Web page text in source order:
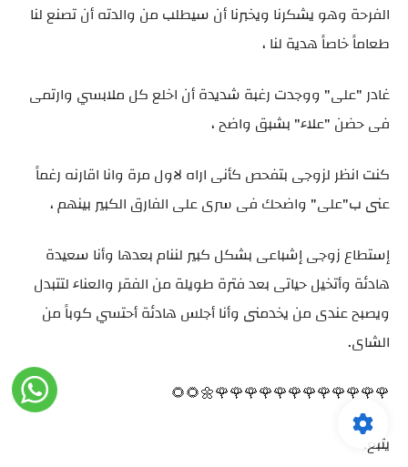
الفرحة وهو يشكرنا ويخبرنا أن سيطلب من والدته أن تصنع لنا
طعاماً خاصاً هدية لنا ،
غادر "على" ووجدت رغبة شديدة أن اخلع كل ملابسي وارتمى
فى حضن "علاء" بشبق واضح ،
كنت انظر لزوجى بتفحص كأنى اراه لاول مرة وانا اقارنه رغماً
عنى ب"على" واضحك فى سرى على الفارق الكبير بينهم ،
إستطاع زوجى إشباعى بشكل كبير لننام بعدها وأنا سعيدة
هادئة وأتخيل حياتى بعد فترة طويلة من الفقر والعناء لتتبدل
ويصبح عندى من يخدمنى وأنا أجلس هادئة أحتسي كوباً من
الشاى.
🌹🌹🌹🌹🌹🌹🌹🌹🌹🌹🌹🌹🌼🌻🌻
يتبع.